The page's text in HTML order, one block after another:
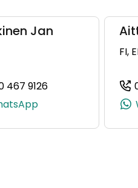
+358 50 453 1405)
Jan
467 9126
(+358504679126,
FI,